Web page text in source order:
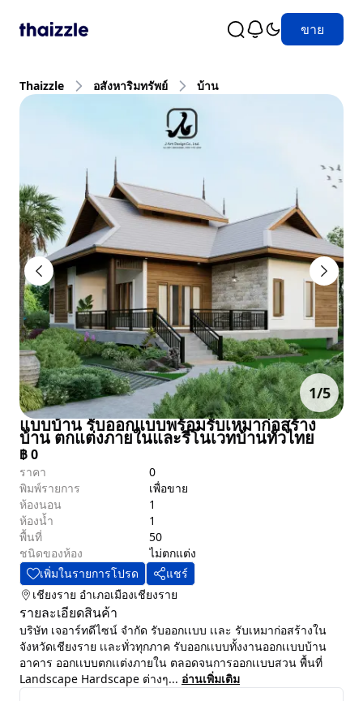
ขาย
Thaizzle อสังหาริมทรัพย์ บ้าน
1/5
แบบบ้าน รับออกแบบพร้อมรับเหมาก่อสร้าง
บ้าน ตกแต่งภายในและรีโนเวทบ้านทั่วไทย
฿0
ราคา
0
พิมพ์รายการ
เพื่อขาย
ห้องนอน
1
ห้องน้ำ
1
พื้นที่
50
ชนิดของห้อง
ไม่ตกแต่ง
เพิ่มในรายการโปรด
แชร์
เชียงราย อำเภอเมืองเชียงราย
รายละเอียดสินค้า
บริษัท เจอาร์ทดีไซน์ จำกัด รับออกเเบบ เเละ รับเหมาก่อสร้างใน
จังหวัดเชียงราย เเละทั่วทุกภาค รับออกเเบบทั้งงานออกเเบบบ้าน
อาคาร ออกเเบบตกเเต่งภายใน ตลอดจนการออกเเบบสวน พื้นที่
Landscape Hardscape ต่างๆ... อ่านเพิ่มเติม